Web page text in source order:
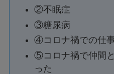
②不眠症
③糖尿病
④コロナ禍での仕
⑤コロナ禍で仲間
った